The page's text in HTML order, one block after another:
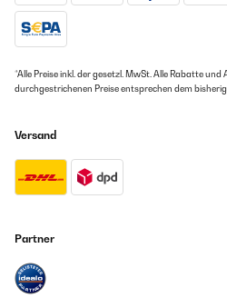
*Alle Preise inkl. der gesetzl. MwSt. Alle Rabatte
durchgestrichenen Preise entsprechen dem
Versand
Partner